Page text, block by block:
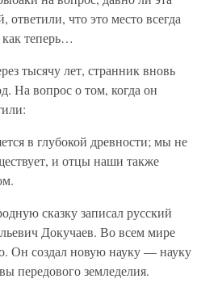
ответили, что это место всегда
теперь…
тысячу лет, странник вновь
На вопрос о том, когда он
в глубокой древности; мы не
и отцы наши также
сказку записал русский
Докучаев. Во всем мире
Он создал новую науку — науку
передового земледелия.